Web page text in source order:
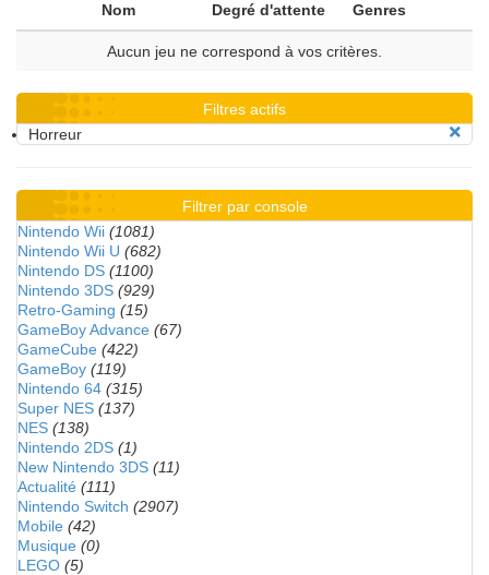
Nom Degré d'attente Genres
Aucun jeu ne correspond à vos critères.
Filtres actifs
Horreur
Filtrer par console
Nintendo Wii (1081)
Nintendo Wii U (682)
Nintendo DS (1100)
Nintendo 3DS (929)
Retro-Gaming (15)
GameBoy Advance (67)
GameCube (422)
GameBoy (119)
Nintendo 64 (315)
Super NES (137)
NES (138)
Nintendo 2DS (1)
New Nintendo 3DS (11)
Actualité (111)
Nintendo Switch (2907)
Mobile (42)
Musique (0)
LEGO (5)